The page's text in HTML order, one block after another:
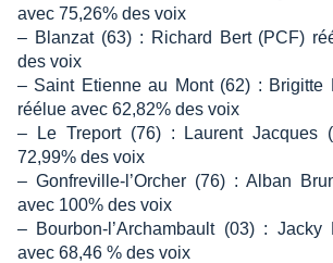
avec 75,26% des voix
– Blanzat (63) : Richard Bert (PCF)
des voix
– Saint Etienne au Mont (62) : Brigitte
réélue avec 62,82% des voix
– Le Treport (76) : Laurent Jacques
72,99% des voix
– Gonfreville-l’Orcher (76) : Alban
avec 100% des voix
– Bourbon-l’Archambault (03) :
avec 68,46 % des voix